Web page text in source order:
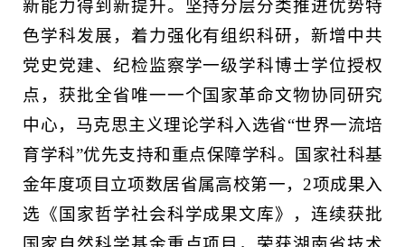
新能力得到新提升。坚持分层分类推进优势特
色学科发展，着力强化有组织科研，新增中共
党史党建、纪检监察学一级学科博士学位授权
点，获批全省唯一一个国家革命文物协同研究
中心，马克思主义理论学科入选省“世界一流培
育学科”优先支持和重点保障学科。国家社科基
金年度项目立项数居省属高校第一，2项成果入
选《国家哲学社会科学成果文库》，连续获批